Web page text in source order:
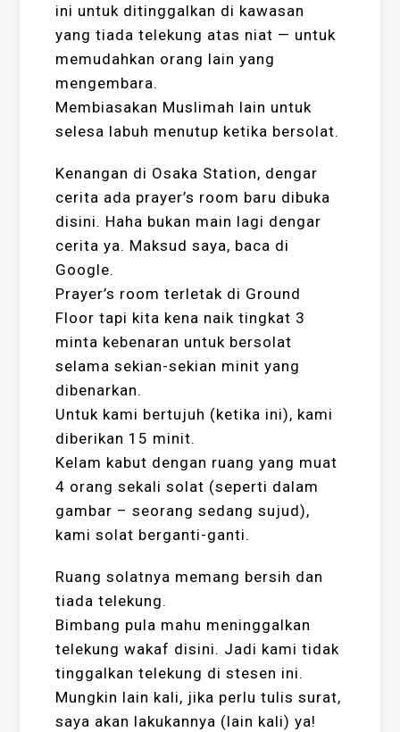
ini untuk ditinggalkan di kawasan
yang tiada telekung atas niat — untuk
memudahkan orang lain yang
mengembara.
Membiasakan Muslimah lain untuk
selesa labuh menutup ketika bersolat.
Kenangan di Osaka Station, dengar
cerita ada prayer’s room baru dibuka
disini. Haha bukan main lagi dengar
cerita ya. Maksud saya, baca di
Google.
Prayer’s room terletak di Ground
Floor tapi kita kena naik tingkat 3
minta kebenaran untuk bersolat
selama sekian-sekian minit yang
dibenarkan.
Untuk kami bertujuh (ketika ini), kami
diberikan 15 minit.
Kelam kabut dengan ruang yang muat
4 orang sekali solat (seperti dalam
gambar – seorang sedang sujud),
kami solat berganti-ganti.
Ruang solatnya memang bersih dan
tiada telekung.
Bimbang pula mahu meninggalkan
telekung wakaf disini. Jadi kami tidak
tinggalkan telekung di stesen ini.
Mungkin lain kali, jika perlu tulis surat,
saya akan lakukannya (lain kali) ya!